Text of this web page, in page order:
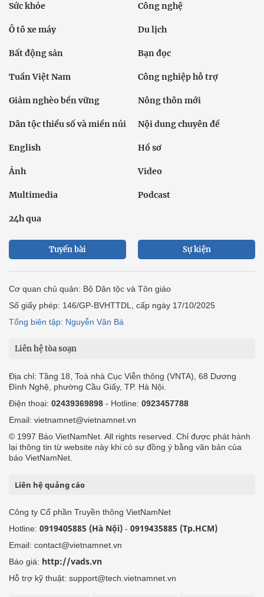
Sức khỏe Công nghệ
Ô tô xe máy Du lịch
Bất động sản Bạn đọc
Tuần Việt Nam Công nghiệp hỗ trợ
Giảm nghèo bền vững Nông thôn mới
Dân tộc thiểu số và miền núi Nội dung chuyên đề
English Hồ sơ
Ảnh Video
Multimedia Podcast
24h qua
Tuyến bài Sự kiện
Cơ quan chủ quản: Bộ Dân tộc và Tôn giáo
Số giấy phép: 146/GP-BVHTTDL, cấp ngày 17/10/2025
Tổng biên tập: Nguyễn Văn Bá
Liên hệ tòa soạn
Địa chỉ: Tầng 18, Toà nhà Cục Viễn thông (VNTA), 68 Dương
Đình Nghệ, phường Cầu Giấy, TP. Hà Nội.
Điện thoại: 02439369898 - Hotline: 0923457788
Email: vietnamnet@vietnamnet.vn
© 1997 Báo VietNamNet. All rights reserved. Chỉ được phát hành
lại thông tin từ website này khi có sự đồng ý bằng văn bản của
báo VietNamNet.
Liên hệ quảng cáo
Công ty Cổ phần Truyền thông VietNamNet
Hotline: 0919405885 (Hà Nội) - 0919435885 (Tp.HCM)
Email: contact@vietnamnet.vn
Báo giá: http://vads.vn
Hỗ trợ kỹ thuật: support@tech.vietnamnet.vn